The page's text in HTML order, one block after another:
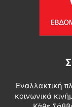
Εναλλακτική
κοινωνικά